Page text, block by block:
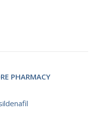
PHARMACY